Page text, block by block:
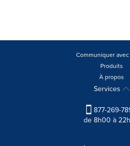
Communiquer
Produits
À propos
Services
877-269-
de 8h00 à